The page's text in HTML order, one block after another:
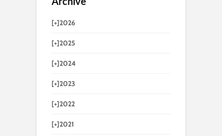
[+]2026
[+]2025
[+]2024
[+]2023
[+]2022
[+]2021